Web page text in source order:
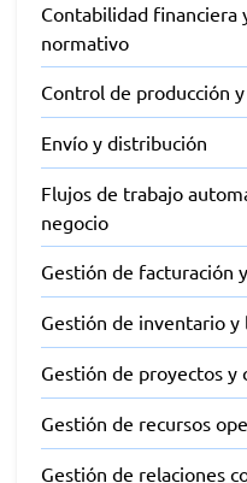
Contabilidad financiera
normativo
Control de producción
Envío y distribución
Flujos de trabajo
negocio
Gestión de facturación
Gestión de inventario y
Gestión de proyectos y
Gestión de recursos
Gestión de relaciones